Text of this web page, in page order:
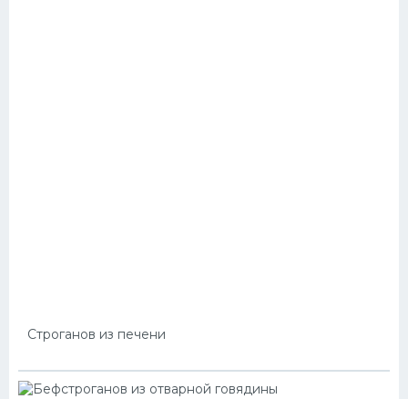
Строганов из печени